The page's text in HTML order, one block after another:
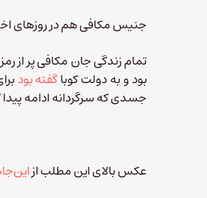
جنیس مکافی هم در روزهای
تمام زندگی جان مکافی پر از
بود و به دولت کوباگفته بود
جسدی که سرگردانه ادامه
عکس بالای این مطلب از